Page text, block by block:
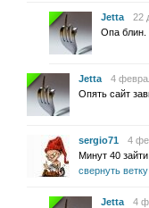
Jetta
22
Опа блин.
Jetta
4
Опять сайт
sergio71
4
Минут 40
свернуть ветку
Jetta
4